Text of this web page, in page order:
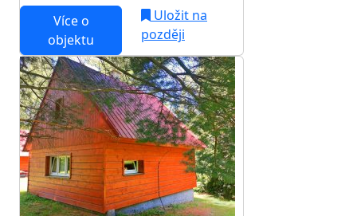
Více o
objektu
Uložit na
později